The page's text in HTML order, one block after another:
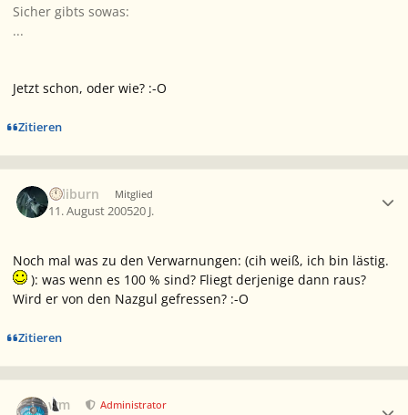
Sicher gibts sowas:
...
Jetzt schon, oder wie? :-O
Zitieren
caliburn Mitglied
11. August 200520 J.
Noch mal was zu den Verwarnungen: (cih weiß, ich bin lästig.
): was wenn es 100 % sind? Fliegt derjenige dann raus?
Wird er von den Nazgul gefressen? :-O
Zitieren
wm Administrator